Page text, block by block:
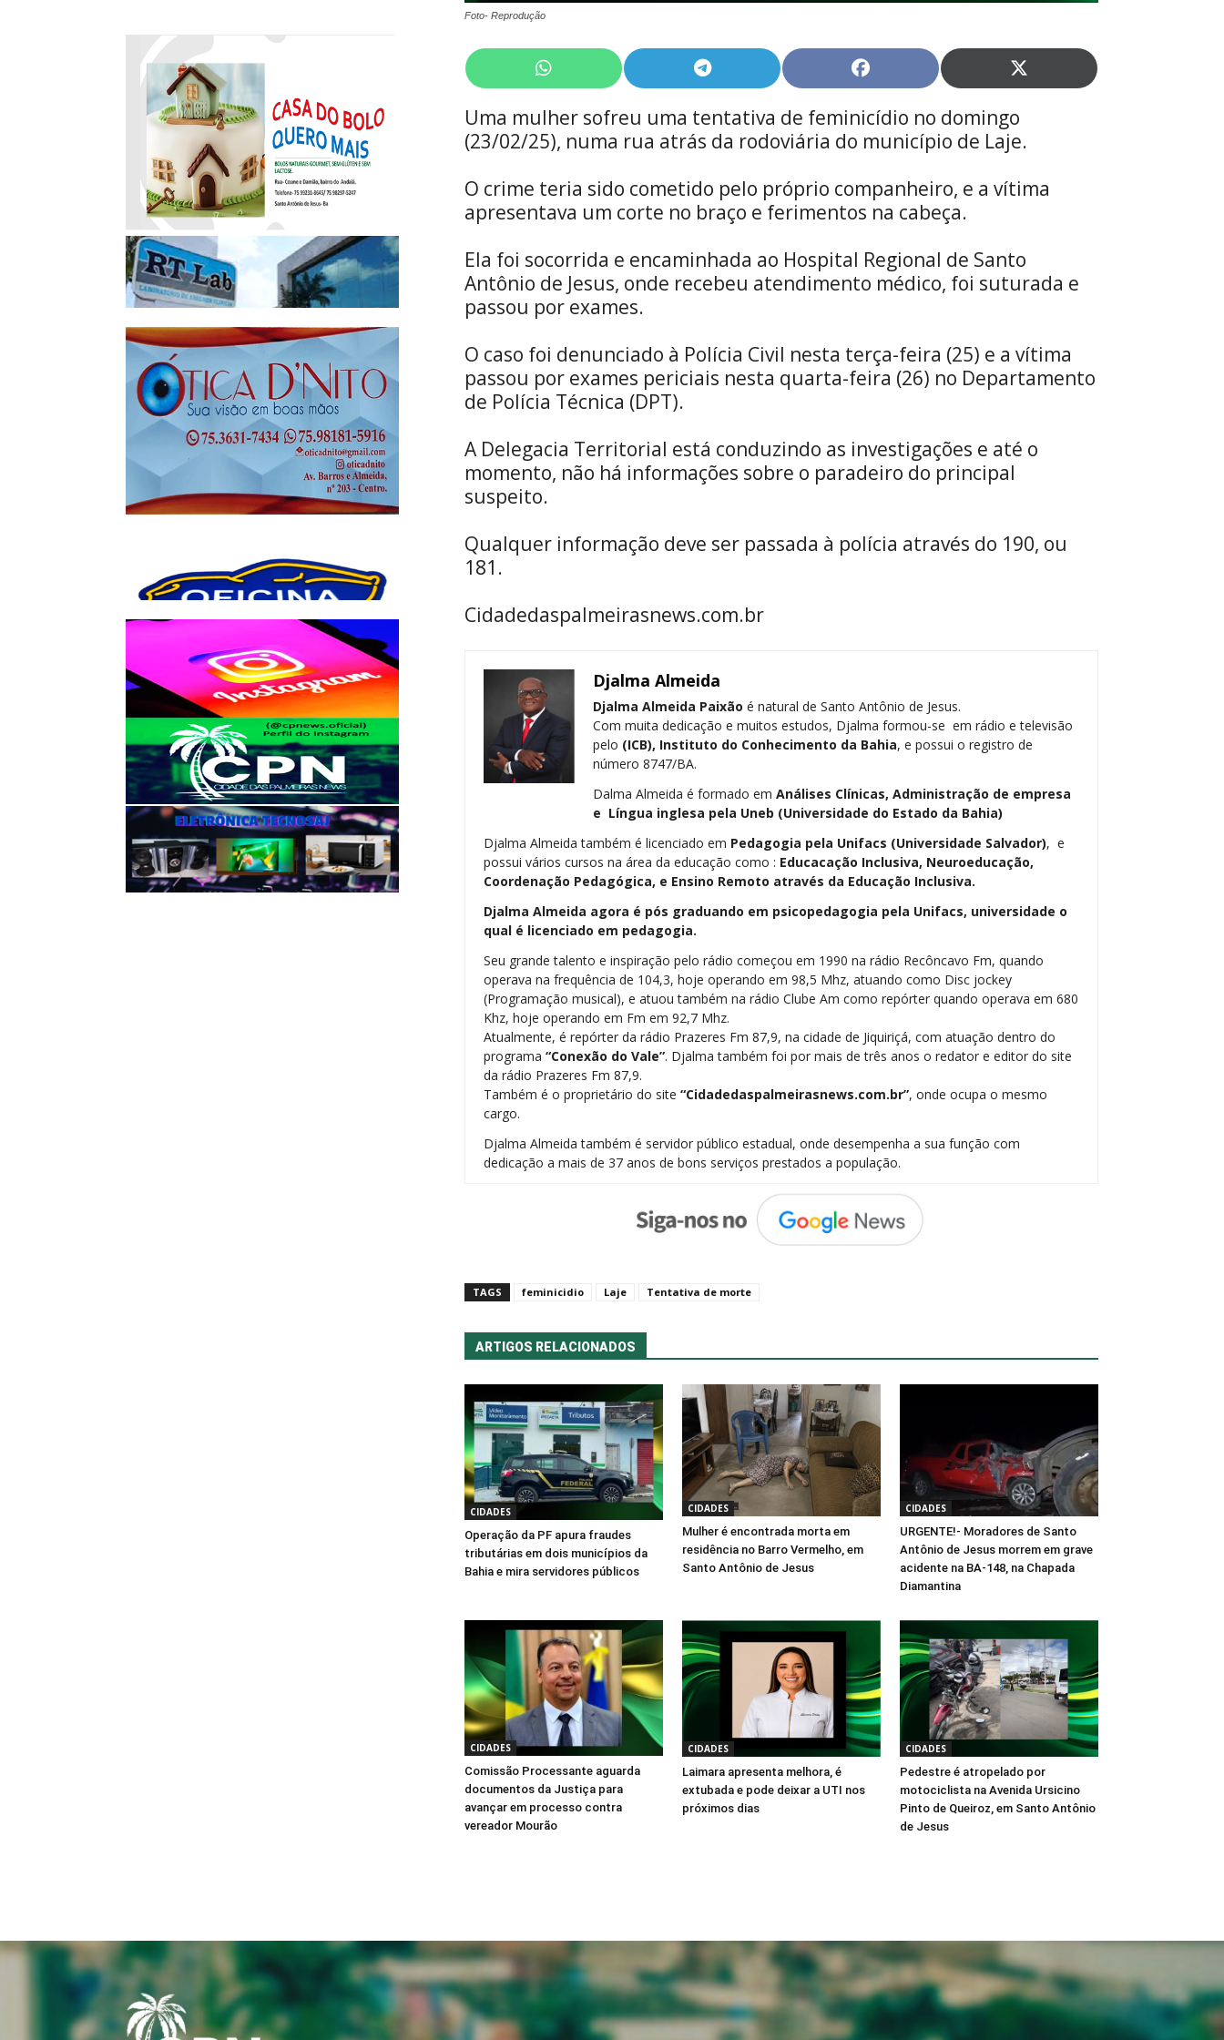
Foto- Reprodução
Share
on
WhatsApp
Share
on
Telegram
Share
on
Facebook
Share
on
X
(Twitter)
Uma mulher sofreu uma tentativa de feminicídio no domingo
(23/02/25), numa rua atrás da rodoviária do município de Laje.
O crime teria sido cometido pelo próprio companheiro, e a vítima
apresentava um corte no braço e ferimentos na cabeça.
Ela foi socorrida e encaminhada ao Hospital Regional de Santo
Antônio de Jesus, onde recebeu atendimento médico, foi suturada e
passou por exames.
O caso foi denunciado à Polícia Civil nesta terça-feira (25) e a vítima
passou por exames periciais nesta quarta-feira (26) no Departamento
de Polícia Técnica (DPT).
A Delegacia Territorial está conduzindo as investigações e até o
momento, não há informações sobre o paradeiro do principal
suspeito.
Qualquer informação deve ser passada à polícia através do 190, ou
181.
Cidadedaspalmeirasnews.com.br
Djalma Almeida
Djalma Almeida Paixão é natural de Santo Antônio de Jesus.
Com muita dedicação e muitos estudos, Djalma formou-se em rádio e televisão
pelo (ICB), Instituto do Conhecimento da Bahia, e possui o registro de
número 8747/BA.
Dalma Almeida é formado em Análises Clínicas, Administração de empresa
e Língua inglesa pela Uneb (Universidade do Estado da Bahia)
Djalma Almeida também é licenciado em Pedagogia pela Unifacs (Universidade Salvador), e
possui vários cursos na área da educação como : Educacação Inclusiva, Neuroeducação,
Coordenação Pedagógica, e Ensino Remoto através da Educação Inclusiva.
Djalma Almeida agora é pós graduando em psicopedagogia pela Unifacs, universidade o
qual é licenciado em pedagogia.
Seu grande talento e inspiração pelo rádio começou em 1990 na rádio Recôncavo Fm, quando
operava na frequência de 104,3, hoje operando em 98,5 Mhz, atuando como Disc jockey
(Programação musical), e atuou também na rádio Clube Am como repórter quando operava em 680
Khz, hoje operando em Fm em 92,7 Mhz.
Atualmente, é repórter da rádio Prazeres Fm 87,9, na cidade de Jiquiriçá, com atuação dentro do
programa “Conexão do Vale”. Djalma também foi por mais de três anos o redator e editor do site
da rádio Prazeres Fm 87,9.
Também é o proprietário do site “Cidadedaspalmeirasnews.com.br”, onde ocupa o mesmo
cargo.
Djalma Almeida também é servidor público estadual, onde desempenha a sua função com
dedicação a mais de 37 anos de bons serviços prestados a população.
TAGS feminicidio Laje Tentativa de morte
ARTIGOS RELACIONADOS
CIDADES
Operação da PF apura fraudes
tributárias em dois municípios da
Bahia e mira servidores públicos
CIDADES
Mulher é encontrada morta em
residência no Barro Vermelho, em
Santo Antônio de Jesus
CIDADES
URGENTE!- Moradores de Santo
Antônio de Jesus morrem em grave
acidente na BA-148, na Chapada
Diamantina
CIDADES
Comissão Processante aguarda
documentos da Justiça para
avançar em processo contra
vereador Mourão
CIDADES
Laimara apresenta melhora, é
extubada e pode deixar a UTI nos
próximos dias
CIDADES
Pedestre é atropelado por
motociclista na Avenida Ursicino
Pinto de Queiroz, em Santo Antônio
de Jesus